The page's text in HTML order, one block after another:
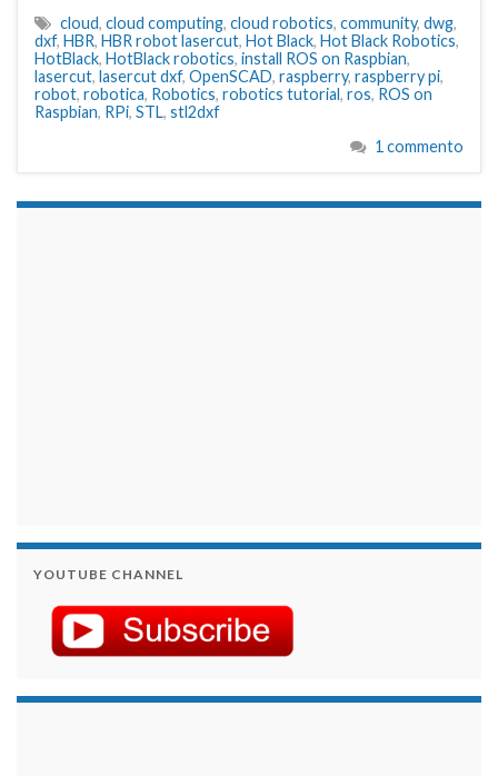
cloud, cloud computing, cloud robotics, community, dwg,
dxf, HBR, HBR robot lasercut, Hot Black, Hot Black Robotics,
HotBlack, HotBlack robotics, install ROS on Raspbian,
lasercut, lasercut dxf, OpenSCAD, raspberry, raspberry pi,
robot, robotica, Robotics, robotics tutorial, ros, ROS on
Raspbian, RPi, STL, stl2dxf
1 commento
YOUTUBE CHANNEL